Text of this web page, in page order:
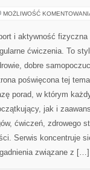
MOŻLIWOŚĆ
i aktywność
ćwiczenia. To
dobre
poświęcona tej
porad, w którym
jak i
ćwiczeń, zdrowego
Serwis koncentruje
związane z […]